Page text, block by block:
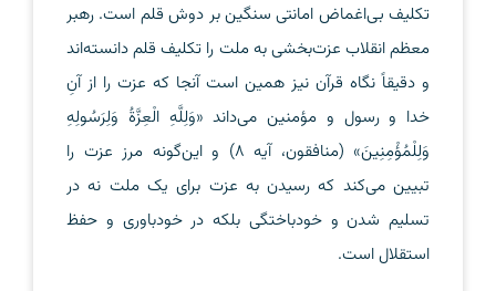
تکلیف بی‌اغماض امانتی سنگین بر دوش قلم است. رهبر
معظم انقلاب عزت‌بخشی به ملت را تکلیف قلم دانسته‌اند
و دقیقاً نگاه قرآن نیز همین است آنجا که عزت را از آنِ
خدا و رسول و مؤمنین می‌داند «وَلِلَّهِ الْعِزَّةُ وَلِرَسُولِهِ
وَلِلْمُؤْمِنِينَ» (منافقون، آیه 8) و این‌گونه مرز عزت را
تبیین می‌کند که رسیدن به عزت برای یک ملت نه در
تسلیم شدن و خودباختگی بلکه در خودباوری و حفظ
استقلال است.